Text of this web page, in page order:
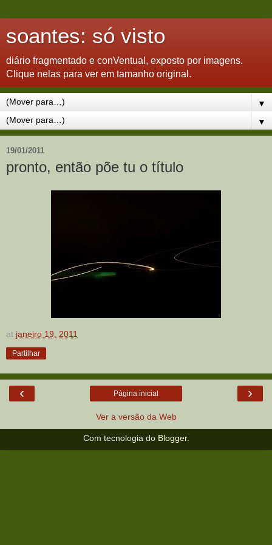
soantes: só visto
diário fragmentado e conVentual, exposto por imagens.
Clique nelas para ver em tamanho original.
▼
▼
19/01/2011
pronto, então põe tu o título
at janeiro 19, 2011
Partilhar
‹ ›
Página inicial
Ver a versão da Web
Com tecnologia do Blogger.